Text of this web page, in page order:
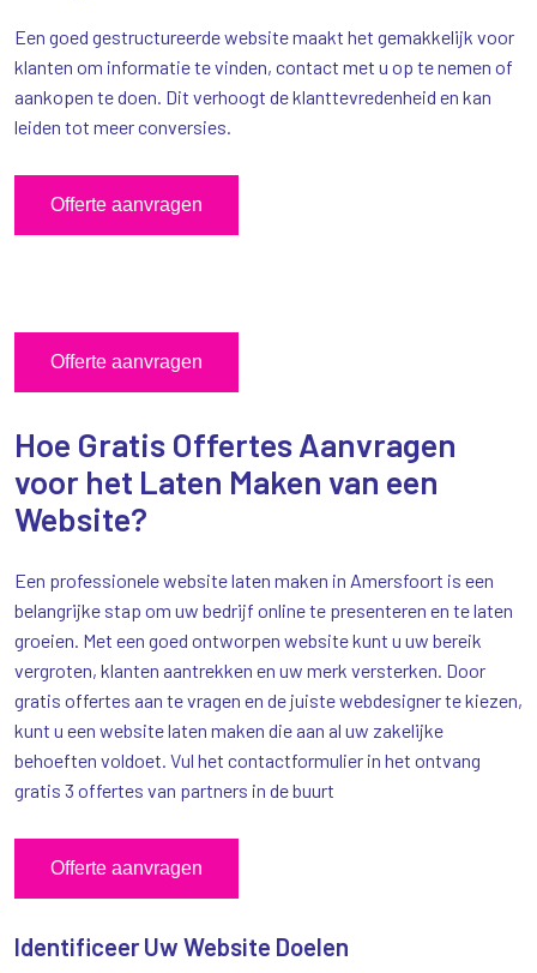
Een goed gestructureerde website maakt het gemakkelijk voor
klanten om informatie te vinden, contact met u op te nemen of
aankopen te doen. Dit verhoogt de klanttevredenheid en kan
leiden tot meer conversies.
Offerte aanvragen
Offerte aanvragen
Hoe Gratis Offertes Aanvragen
voor het Laten Maken van een
Website?
Een professionele website laten maken in Amersfoort is een
belangrijke stap om uw bedrijf online te presenteren en te laten
groeien. Met een goed ontworpen website kunt u uw bereik
vergroten, klanten aantrekken en uw merk versterken. Door
gratis offertes aan te vragen en de juiste webdesigner te kiezen,
kunt u een website laten maken die aan al uw zakelijke
behoeften voldoet. Vul het contactformulier in het ontvang
gratis 3 offertes van partners in de buurt
Offerte aanvragen
Identificeer Uw Website Doelen